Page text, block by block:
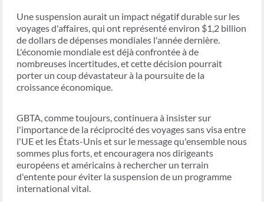
Une suspension aurait un impact négatif durable sur les
voyages d'affaires, qui ont représenté environ $1,2 billion
de dollars de dépenses mondiales l'année dernière.
L'économie mondiale est déjà confrontée à de
nombreuses incertitudes, et cette décision pourrait
porter un coup dévastateur à la poursuite de la
croissance économique.
GBTA, comme toujours, continuera à insister sur
l'importance de la réciprocité des voyages sans visa entre
l'UE et les États-Unis et sur le message qu'ensemble nous
sommes plus forts, et encouragera nos dirigeants
européens et américains à rechercher un terrain
d'entente pour éviter la suspension de un programme
international vital.